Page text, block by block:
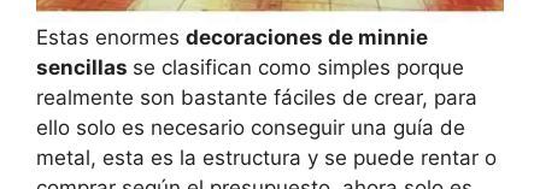
Estas enormes decoraciones de minnie
sencillas se clasifican como simples porque
realmente son bastante fáciles de crear, para
ello solo es necesario conseguir una guía de
metal, esta es la estructura y se puede rentar o